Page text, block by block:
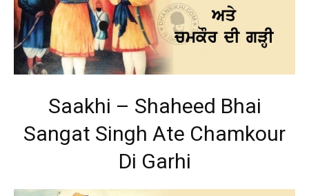
Saakhi – Shaheed Bhai
Sangat Singh Ate Chamkour
Di Garhi